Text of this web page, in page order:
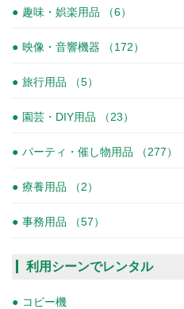
趣味・娯楽用品 （6）
映像・音響機器 （172）
旅行用品 （5）
園芸・DIY用品 （23）
パーティ・催し物用品 （277）
療養用品 （2）
事務用品 （57）
利用シーンでレンタル
コピー機